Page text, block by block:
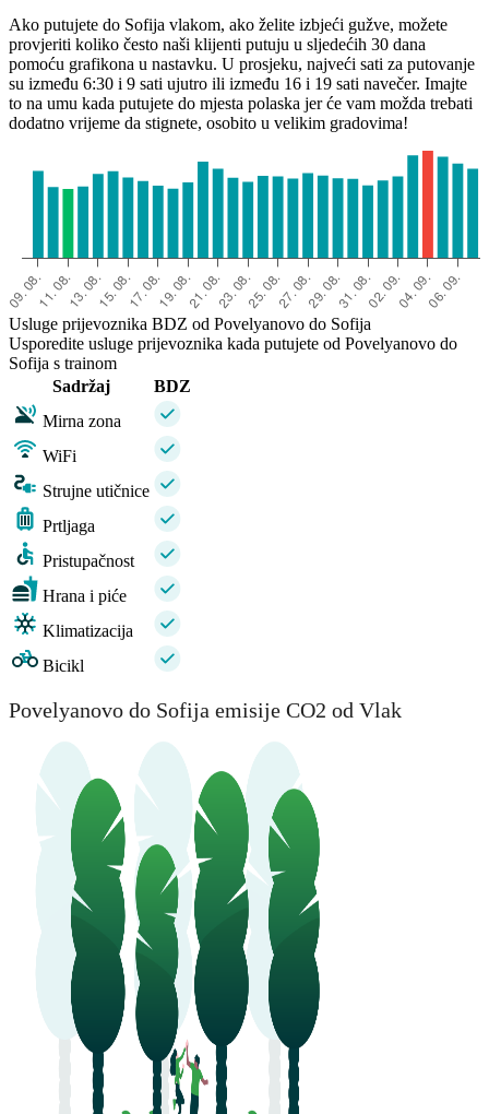
Ako putujete do Sofija vlakom, ako želite izbjeći gužve, možete
provjeriti koliko često naši klijenti putuju u sljedećih 30 dana
pomoću grafikona u nastavku. U prosjeku, najveći sati za putovanje
su između 6:30 i 9 sati ujutro ili između 16 i 19 sati navečer. Imajte
to na umu kada putujete do mjesta polaska jer će vam možda trebati
dodatno vrijeme da stignete, osobito u velikim gradovima!
Usluge prijevoznika BDZ od Povelyanovo do Sofija
Usporedite usluge prijevoznika kada putujete od Povelyanovo do
Sofija s trainom
Sadržaj
BDZ
Mirna zona
WiFi
Strujne utičnice
Prtljaga
Pristupačnost
Hrana i piće
Klimatizacija
Bicikl
Povelyanovo do Sofija emisije CO2 od Vlak